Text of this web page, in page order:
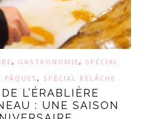
, GASTRONOMIE , SPÉCIAL
PÂQUES , SPÉCIAL RELÂCHE
L’ÉRABLIÈRE
: UNE SAISON